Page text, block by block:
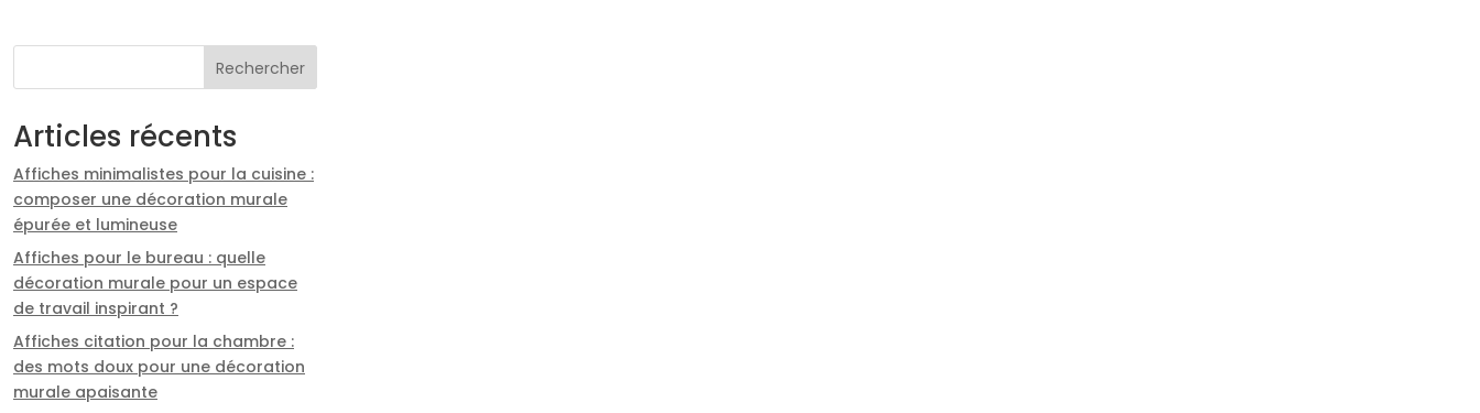
Rechercher
Articles récents
Affiches minimalistes pour la cuisine :
composer une décoration murale
épurée et lumineuse
Affiches pour le bureau : quelle
décoration murale pour un espace
de travail inspirant ?
Affiches citation pour la chambre :
des mots doux pour une décoration
murale apaisante